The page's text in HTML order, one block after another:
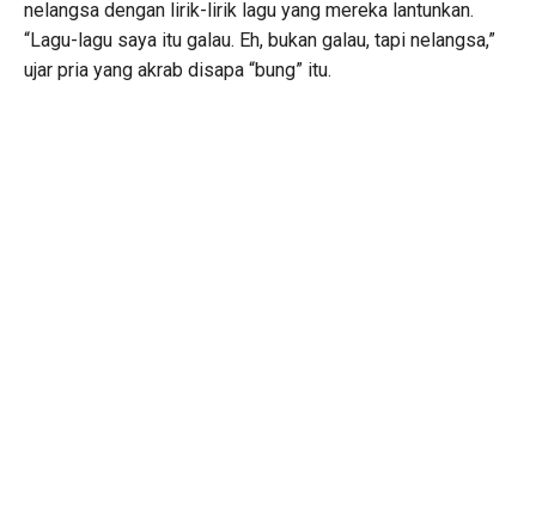
nelangsa dengan lirik-lirik lagu yang mereka lantunkan.
“Lagu-lagu saya itu galau. Eh, bukan galau, tapi nelangsa,”
ujar pria yang akrab disapa “bung” itu.